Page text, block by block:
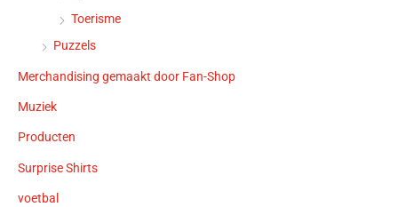
Toerisme
Puzzels
Merchandising gemaakt door Fan-Shop
Muziek
Producten
Surprise Shirts
voetbal